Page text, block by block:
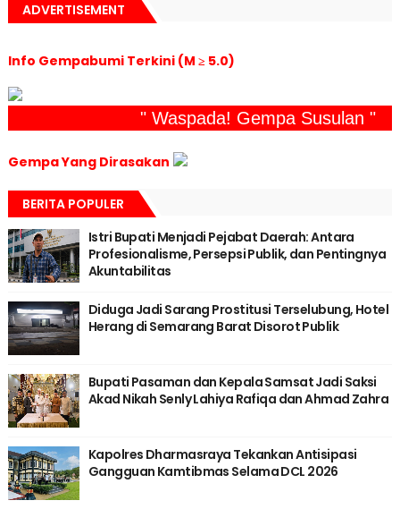
ADVERTISEMENT
Info Gempabumi Terkini (M ≥ 5.0)
" Waspada! Gempa Susulan "
Gempa Yang Dirasakan
BERITA POPULER
Istri Bupati Menjadi Pejabat Daerah: Antara
Profesionalisme, Persepsi Publik, dan Pentingnya
Akuntabilitas
Diduga Jadi Sarang Prostitusi Terselubung, Hotel
Herang di Semarang Barat Disorot Publik
Bupati Pasaman dan Kepala Samsat Jadi Saksi
Akad Nikah Senly Lahiya Rafiqa dan Ahmad Zahra
Kapolres Dharmasraya Tekankan Antisipasi
Gangguan Kamtibmas Selama DCL 2026